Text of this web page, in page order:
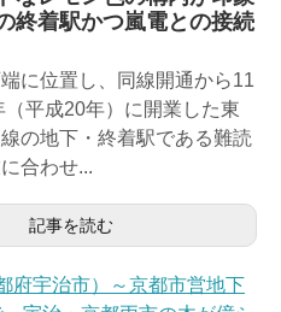
終着駅かつ嵐電との接続
に位置し、同線開通から11
平成20年）に開業した東
の地下・終着駅である難読
合わせ...
記事を読む